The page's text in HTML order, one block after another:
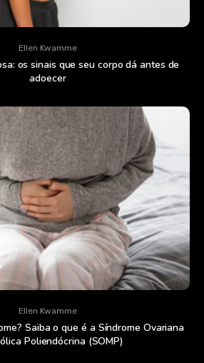
Ellen Kwamme
os sinais que seu corpo dá antes de
adoecer
Ellen Kwamme
Saiba o que é a Síndrome Ovariana
Poliendócrina (SOMP)